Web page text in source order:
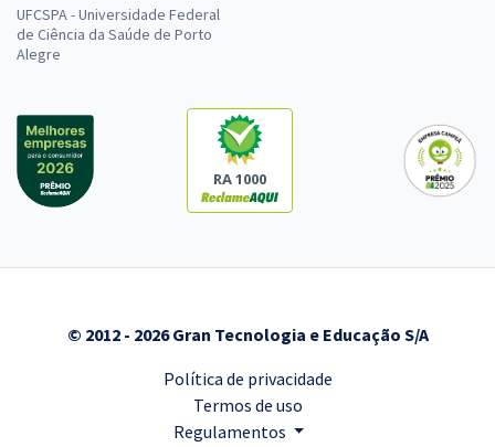
UFCSPA - Universidade Federal
de Ciência da Saúde de Porto
Alegre
RA 1000
© 2012 - 2026 Gran Tecnologia e Educação S/A
Política de privacidade
Termos de uso
Regulamentos